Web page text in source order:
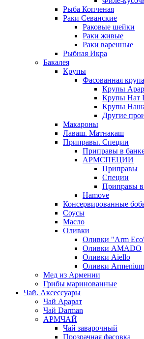
Рыба Копченая
Раки Севанские
Раковые шейки
Раки живые
Раки варенные
Рыбная Икра
Бакалея
Крупы
Фасованная крупа
Крупы
Крупы Нат
Крупы
Другие
Макароны
Лаваш. Матнакаш
Приправы. Специи
Приправы в
АРМСПЕЦИИ
Приправы
Специи
Приправы в
Hamove
Консервированные
Соусы
Масло
Оливки
Оливки "Arm
Оливки AMADO
Оливки Aiello
Оливки Armenium
Мед из Армении
Грибы маринованные
Чай. Аксессуары
Чай Арарат
Чай Darman
АРМЧАЙ
Чай заварочный
Прозрачная фасовка